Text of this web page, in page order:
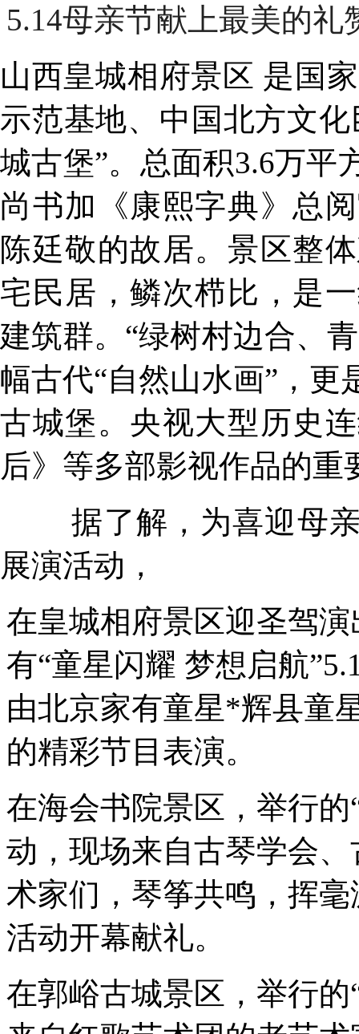
5.14母亲节献上最美的礼
山西皇城相府景区 是 国家
示范基地、中国北方文
城古堡”。总面积3.6万平
尚书加《康熙字典》总
陈廷敬的故居。 景区整体
宅民居，鳞次栉比，是
建筑群。 “绿树村边合、
幅古代“自然山水画” ， 更
古城堡。央视大型历史
后》 等多部影视作品的重
据了解，为喜迎母
展演活动，
在皇城相府景区迎圣驾
有“童星闪耀 梦想启航”
由北京家有童星*辉县童
的精彩节目表演。
在海会书院景区，举行的
动，现场来自古琴学会
术家们，琴筝共鸣，挥
活动开幕献礼。
在郭峪古城景区，举行的